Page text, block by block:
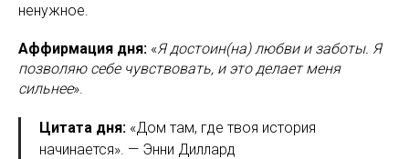
ненужное.
Аффирмация дня: «Я достоин(на) любви и заботы. Я
позволяю себе чувствовать, и это делает меня
сильнее».
Цитата дня: «Дом там, где твоя история
начинается». — Энни Диллард